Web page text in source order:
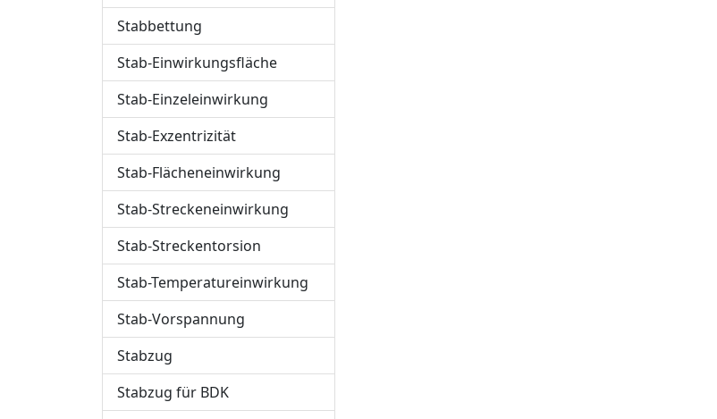
Stabbettung
Stab-Einwirkungsfläche
Stab-Einzeleinwirkung
Stab-Exzentrizität
Stab-Flächeneinwirkung
Stab-Streckeneinwirkung
Stab-Streckentorsion
Stab-Temperatureinwirkung
Stab-Vorspannung
Stabzug
Stabzug für BDK